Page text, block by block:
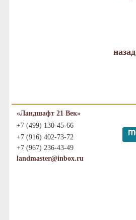
назад
«Ландшафт 21 Век»
+7 (499) 130-45-66
+7 (916) 402-73-72
+7 (967) 236-43-49
landmaster@inbox.ru